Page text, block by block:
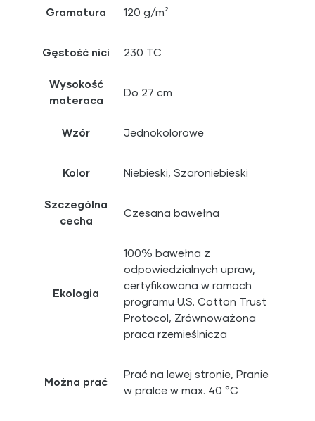
Gramatura 120 g/m²
Gęstość nici 230 TC
Wysokość
materaca
Do 27 cm
Wzór Jednokolorowe
Kolor Niebieski, Szaroniebieski
Szczególna
cecha
Czesana bawełna
Ekologia
100% bawełna z
odpowiedzialnych upraw,
certyfikowana w ramach
programu U.S. Cotton Trust
Protocol, Zrównoważona
praca rzemieślnicza
Można prać
Prać na lewej stronie, Pranie
w pralce w max. 40 °C